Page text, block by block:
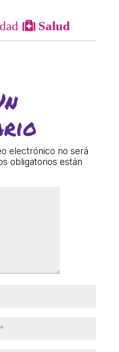
Salud
electrónico no será
obligatorios están